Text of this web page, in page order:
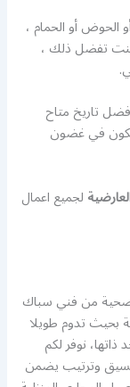
أو الحمام ،
تفضل ذلك ،
تاريخ متاح
تكون في غضون
لجميع اعمال
من فني سباك
بحيث تدوم طويلا
نوفر لكم
وترتيب يضمن